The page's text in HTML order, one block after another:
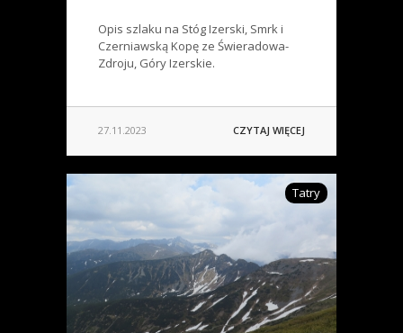
Opis szlaku na Stóg Izerski, Smrk i
Czerniawską Kopę ze Świeradowa-
Zdroju, Góry Izerskie.
27.11.2023 CZYTAJ WIĘCEJ
Tatry